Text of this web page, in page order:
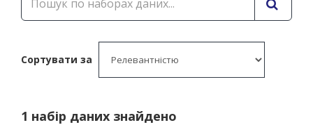
Сортувати за
1 набір даних знайдено